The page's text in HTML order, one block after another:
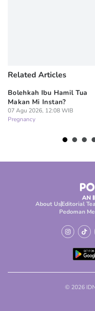
Related Articles
Bolehkah Ibu Hamil Tua
Makan Mi Instan?
07 Agu 2026, 12:08 WIB
Pregnancy
About UsEditorial
Pedoman
© 2026